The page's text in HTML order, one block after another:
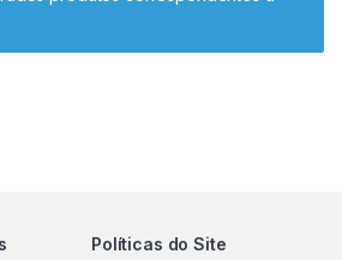
Políticas do Site